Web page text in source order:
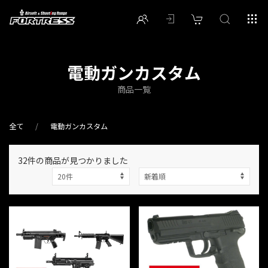
電動ガンカスタム
商品一覧
全て 電動ガンカスタム
32件の商品が見つかりました